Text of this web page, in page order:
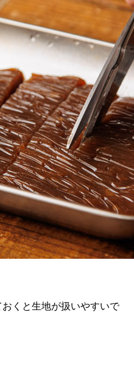
くと生地が扱いやすいで